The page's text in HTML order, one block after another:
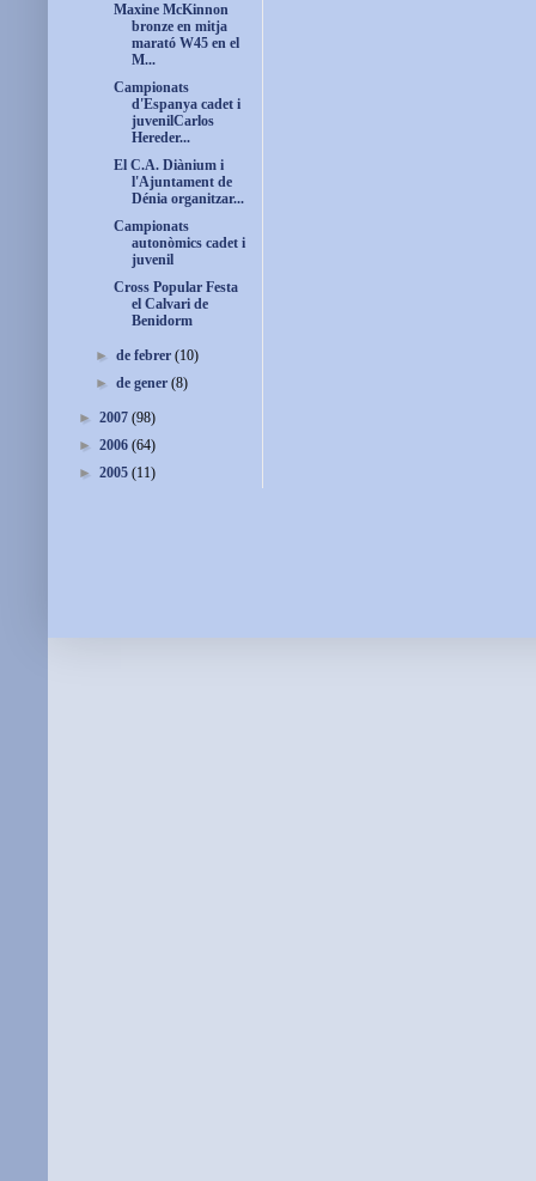
Maxine McKinnon
bronze en mitja
marató W45 en el
M...
Campionats
d'Espanya cadet i
juvenilCarlos
Hereder...
El C.A. Diànium i
l'Ajuntament de
Dénia organitzar...
Campionats
autonòmics cadet i
juvenil
Cross Popular Festa
el Calvari de
Benidorm
►de febrer(10)
►de gener(8)
► 2007 (98)
► 2006 (64)
► 2005 (11)